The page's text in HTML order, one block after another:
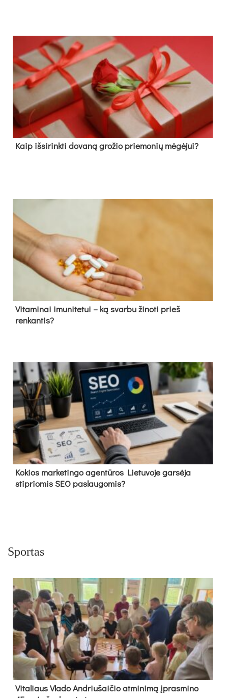
Kaip išsirinkti dovaną grožio priemonių mėgėjui?
Vitaminai imunitetui – ką svarbu žinoti prieš
renkantis?
Kokios marketingo agentūros Lietuvoje garsėja
stipriomis SEO paslaugomis?
Sportas
Vi­ta­liaus Vla­do And­riu­šai­čio at­mi­ni­mą įpras­mi­no